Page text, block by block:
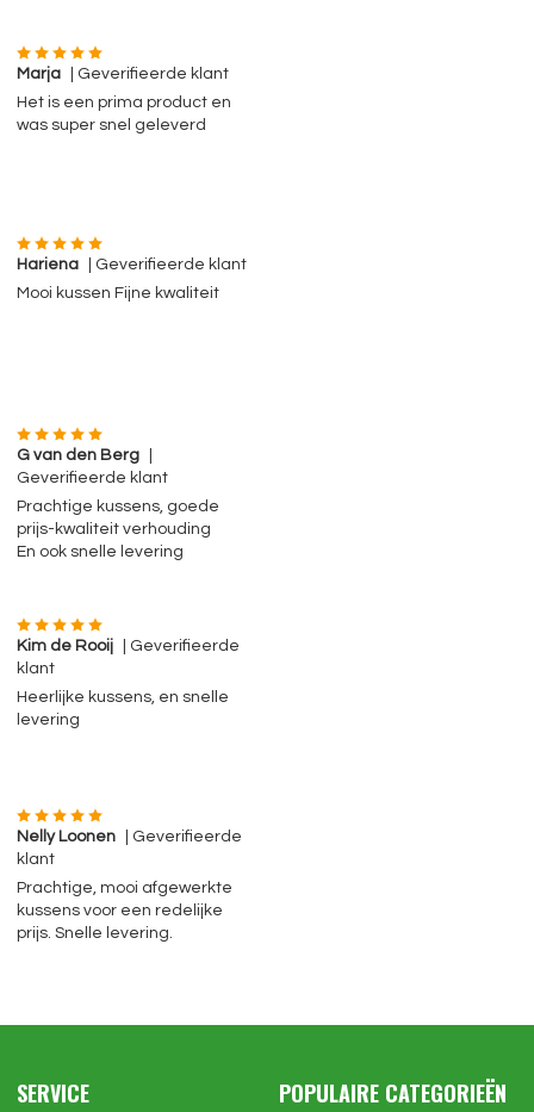
Marja
| Geverifieerde klant
Het is een prima product en
was super snel geleverd
Hariena
| Geverifieerde klant
Mooi kussen Fijne kwaliteit
G van den Berg
Geverifieerde klant
Prachtige kussens, goede
prijs-kwaliteit verhouding
En ook snelle levering
Kim de Rooij
| Geverifieerde
klant
Heerlijke kussens, en snelle
levering
Nelly Loonen
| Geverifieerde
klant
Prachtige, mooi afgewerkte
kussens voor een redelijke
prijs. Snelle levering.
SERVICE POPULAIRE CATEGORIEËN